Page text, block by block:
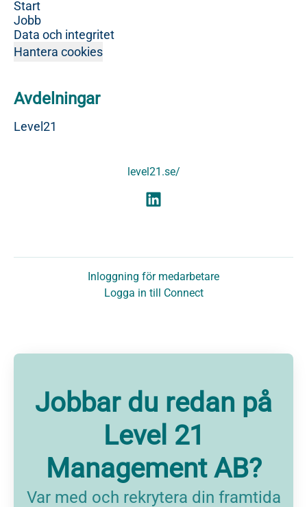
Start
Jobb
Data och integritet
Hantera cookies
Avdelningar
Level21
level21.se/
Inloggning för medarbetare
Logga in till Connect
Jobbar du redan på
Level 21
Management AB?
Var med och rekrytera din framtida